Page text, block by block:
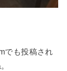
でも投稿され